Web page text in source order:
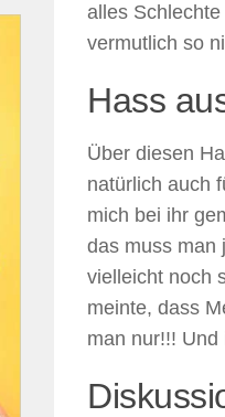
alles
vermutlich so
Hass
Über diesen
natürlich auch
mich bei ihr
das muss man
vielleicht noch
meinte, dass
man nur!!!